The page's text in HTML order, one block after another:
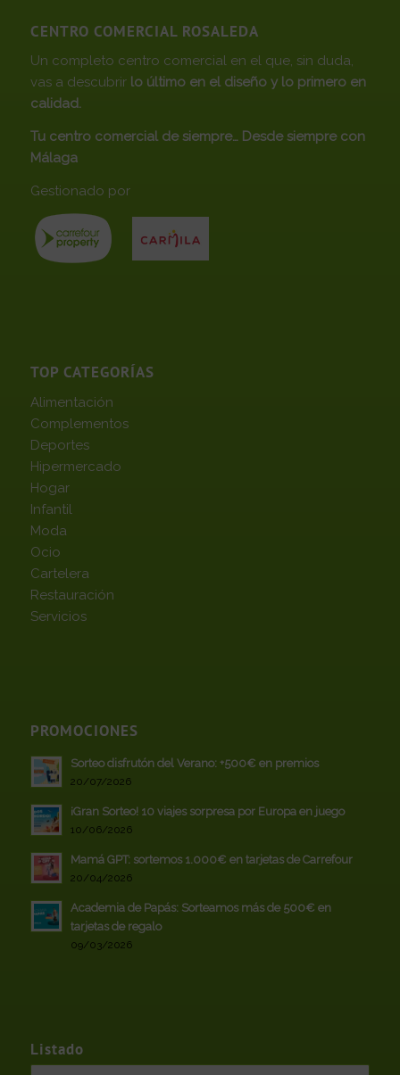
CENTRO COMERCIAL ROSALEDA
Un completo centro comercial en el que, sin duda,
vas a descubrir lo último en el diseño y lo primero en
calidad.
Tu centro comercial de siempre… Desde siempre con
Málaga
Gestionado por
TOP CATEGORÍAS
Alimentación
Complementos
Deportes
Hipermercado
Hogar
Infantil
Moda
Ocio
Cartelera
Restauración
Servicios
PROMOCIONES
Sorteo disfrutón del Verano: +500€ en premios
20/07/2026
¡Gran Sorteo! 10 viajes sorpresa por Europa en juego
10/06/2026
Mamá GPT: sortemos 1.000€ en tarjetas de Carrefour
20/04/2026
Academia de Papás: Sorteamos más de 500€ en
tarjetas de regalo
09/03/2026
Listado